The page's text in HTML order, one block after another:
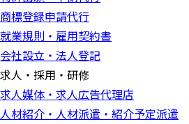
商標登録申請代行
就業規則・雇用契約書
会社設立・法人登記
求人・採用・研修
求人媒体・求人広告代理店
人材紹介・人材派遣・紹介予定派遣